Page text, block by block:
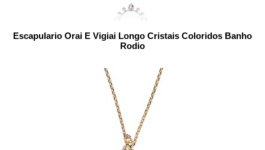
Escapulario Orai E Vigiai Longo Cristais Coloridos Banho
Rodio